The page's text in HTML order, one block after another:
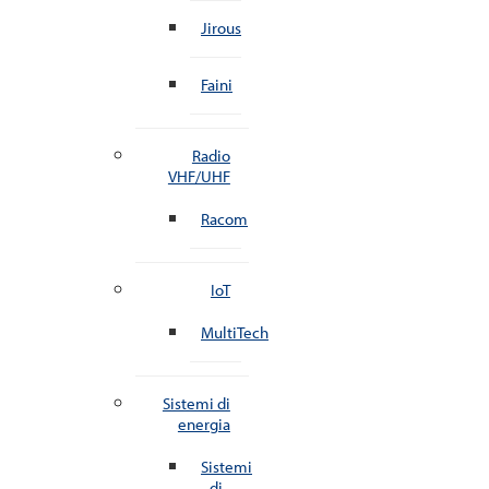
Jirous
Faini
Radio
VHF/UHF
Racom
IoT
MultiTech
Sistemi di
energia
Sistemi